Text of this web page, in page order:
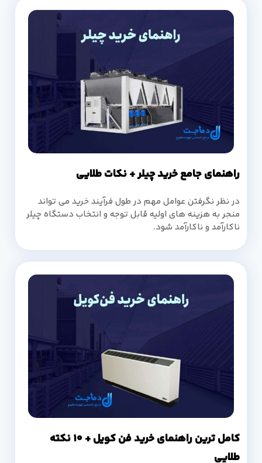
راهنمای جامع خرید چیلر + نکات طلایی
در نظر نگرفتن عوامل مهم در طول فرآیند خرید می تواند
منجر به هزینه های اولیه قابل توجه و انتخاب دستگاه چیلر
ناکارآمد و ناکارآمد شود.
کامل ترین راهنمای خرید فن کویل + 10 نکته
طلایی